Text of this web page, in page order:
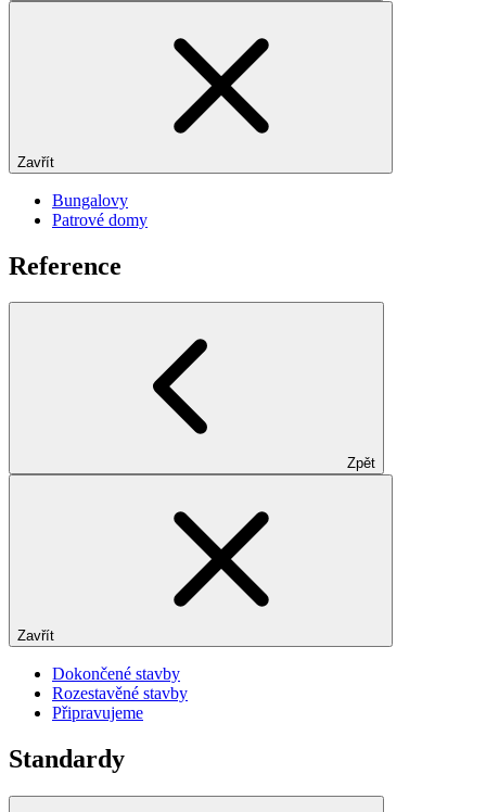
Zavřít
Bungalovy
Patrové domy
Reference
Zpět
Zavřít
Dokončené stavby
Rozestavěné stavby
Připravujeme
Standardy